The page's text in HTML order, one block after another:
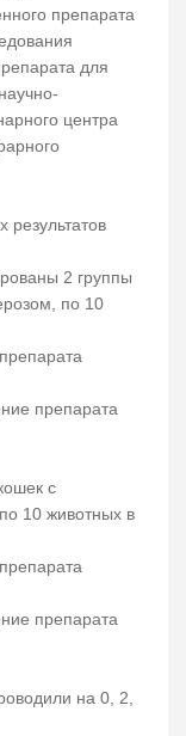
препарата
для
центра
результатов
2 группы
по 10
препарата
с
10 животных в
препарата
на 0, 2,